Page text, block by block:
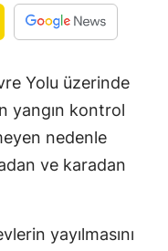
Yolu üzerinde
yangın kontrol
nedenle
ve karadan
yayılmasını